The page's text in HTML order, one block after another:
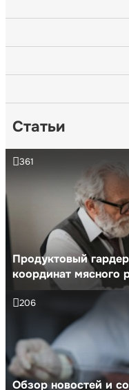
Статьи
Продуктовый
координат мясного
361
Обзор новостей и
206